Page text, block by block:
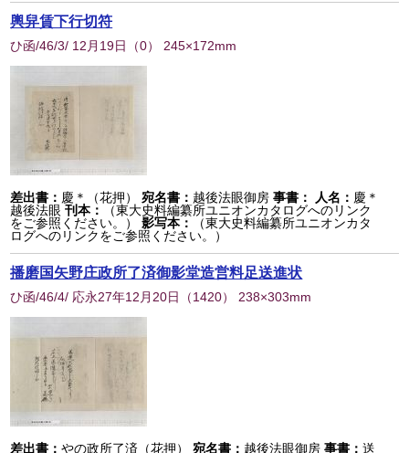
輿舁賃下行切符
ひ函/46/3/ 12月19日 （0） 245×172mm
差出書： 慶＊（花押） 宛名書： 越後法眼御房 事書： 人名： 慶＊
越後法眼 刊本：
（東大史料編纂所ユニオンカタログへのリンク
をご参照ください。）
影写本：
（東大史料編纂所ユニオンカタ
ログへのリンクをご参照ください。）
播磨国矢野庄政所了済御影堂造営料足送進状
ひ函/46/4/ 応永27年12月20日 （1420） 238×303mm
差出書：やの政所了済（花押） 宛名書： 越後法眼御房 事書：送